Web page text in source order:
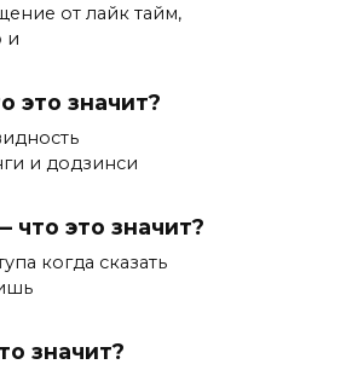
от лайк тайм,
и
это значит?
и додзинси
что это значит?
когда сказать
значит?